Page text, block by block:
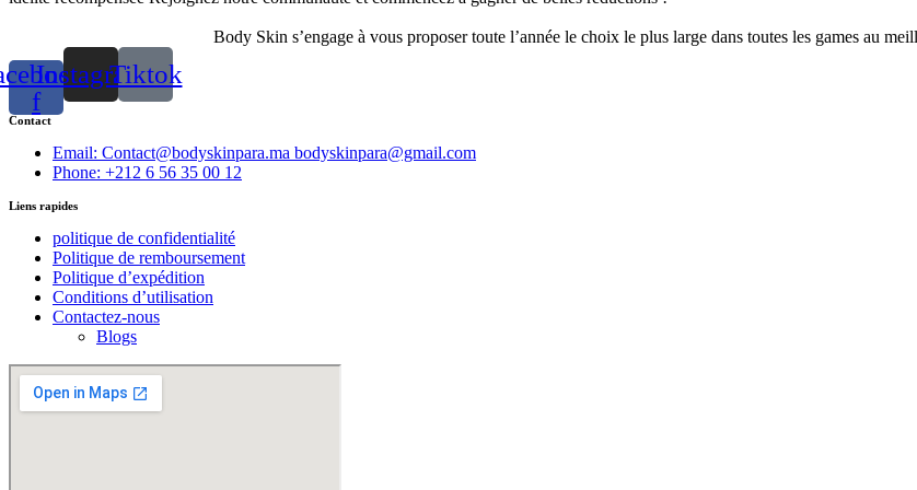
Body Skin s’engage à vous proposer toute l’année le choix le plus large dans toutes les games au
f
InstagramTiktok
Contact
Email: Contact@bodyskinpara.ma bodyskinpara@gmail.com
Phone: +212 6 56 35 00 12
Liens rapides
politique de confidentialité
Politique de remboursement
Politique d’expédition
Conditions d’utilisation
Contactez-nous
Blogs